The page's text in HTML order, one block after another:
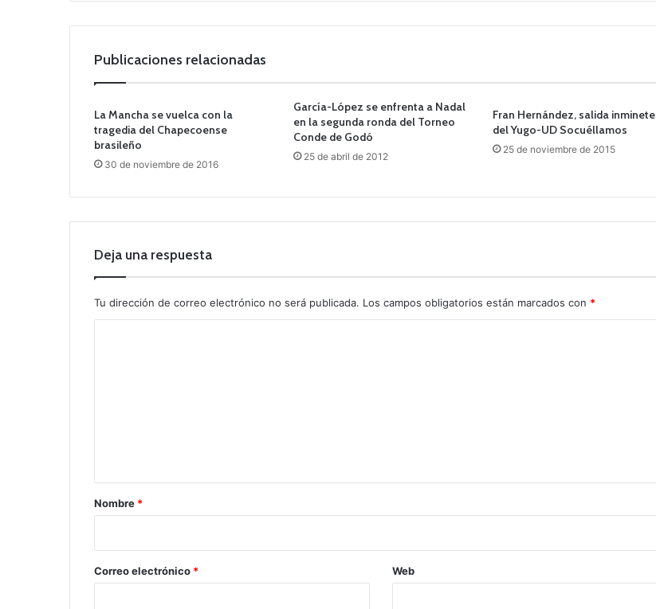
Publicaciones relacionadas
La Mancha se vuelca con la
tragedia del Chapecoense
brasileño
30 de noviembre de 2016
García-López se enfrenta a Nadal
en la segunda ronda del Torneo
Conde de Godó
25 de abril de 2012
Fran Hernández, salida inminete
del Yugo-UD Socuéllamos
25 de noviembre de 2015
Deja una respuesta
Tu dirección de correo electrónico no será publicada. Los campos obligatorios están marcados con *
r
*
Nombre *
Correo electrónico * Web